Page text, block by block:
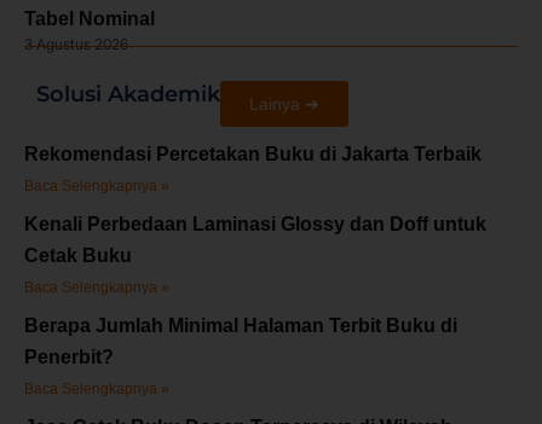
Tabel Nominal
3 Agustus 2026
Solusi Akademik Lainya ➜
Rekomendasi Percetakan Buku di Jakarta Terbaik
Baca Selengkapnya »
Kenali Perbedaan Laminasi Glossy dan Doff untuk
Cetak Buku
Baca Selengkapnya »
Berapa Jumlah Minimal Halaman Terbit Buku di
Penerbit?
Baca Selengkapnya »